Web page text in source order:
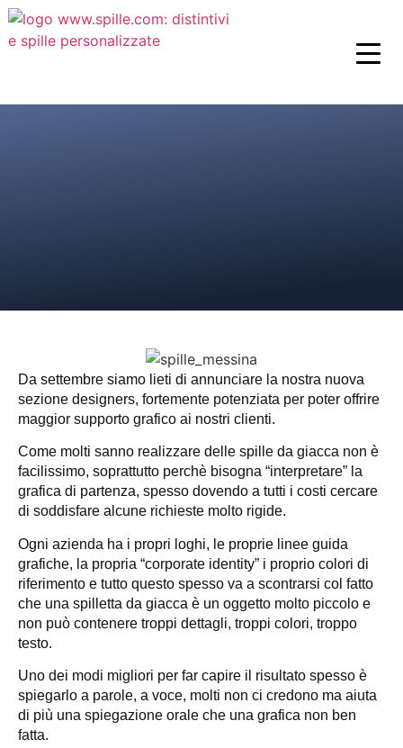
Da settembre siamo lieti di annunciare la nostra nuova
sezione designers, fortemente potenziata per poter offrire
maggior supporto grafico ai nostri clienti.
Come molti sanno realizzare delle spille da giacca non è
facilissimo, soprattutto perchè bisogna “interpretare” la
grafica di partenza, spesso dovendo a tutti i costi cercare
di soddisfare alcune richieste molto rigide.
Ogni azienda ha i propri loghi, le proprie linee guida
grafiche, la propria “corporate identity” i proprio colori di
riferimento e tutto questo spesso va a scontrarsi col fatto
che una spilletta da giacca è un oggetto molto piccolo e
non può contenere troppi dettagli, troppi colori, troppo
testo.
Uno dei modi migliori per far capire il risultato spesso è
spiegarlo a parole, a voce, molti non ci credono ma aiuta
di più una spiegazione orale che una grafica non ben
fatta.